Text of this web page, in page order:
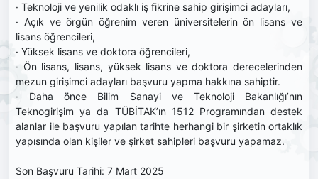
· Teknoloji ve yenilik odaklı iş fikrine sahip girişimci adayları,
· Açık ve örgün öğrenim veren üniversitelerin ön lisans ve
lisans öğrencileri,
· Yüksek lisans ve doktora öğrencileri,
· Ön lisans, lisans, yüksek lisans ve doktora derecelerinden
mezun girişimci adayları başvuru yapma hakkına sahiptir.
· Daha önce Bilim Sanayi ve Teknoloji Bakanlığı’nın
Teknogirişim ya da TÜBİTAK’ın 1512 Programından destek
alanlar ile başvuru yapılan tarihte herhangi bir şirketin ortaklık
yapısında olan kişiler ve şirket sahipleri başvuru yapamaz.
Son Başvuru Tarihi: 7 Mart 2025